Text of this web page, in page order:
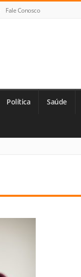
Fale Conosco
Política Saúde